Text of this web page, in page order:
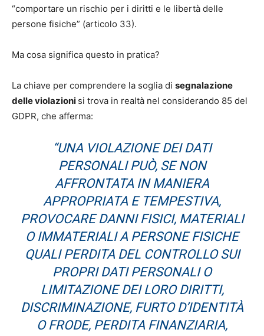
“comportare un rischio per i diritti e le libertà delle
persone fisiche” (articolo 33).
Ma cosa significa questo in pratica?
La chiave per comprendere la soglia di segnalazione
delle violazioni si trova in realtà nel considerando 85 del
GDPR, che afferma:
“UNA VIOLAZIONE DEI DATI
PERSONALI PUÒ, SE NON
AFFRONTATA IN MANIERA
APPROPRIATA E TEMPESTIVA,
PROVOCARE DANNI FISICI, MATERIALI
O IMMATERIALI A PERSONE FISICHE
QUALI PERDITA DEL CONTROLLO SUI
PROPRI DATI PERSONALI O
LIMITAZIONE DEI LORO DIRITTI,
DISCRIMINAZIONE, FURTO D’IDENTITÀ
O FRODE, PERDITA FINANZIARIA,